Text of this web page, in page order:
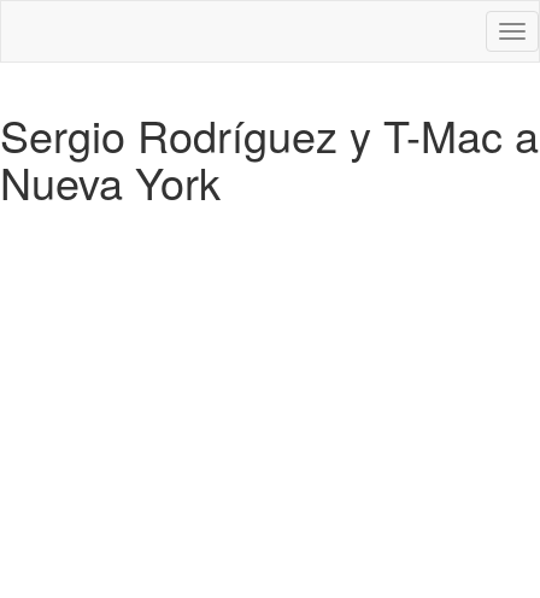
Sergio Rodríguez y T-Mac a
Nueva York